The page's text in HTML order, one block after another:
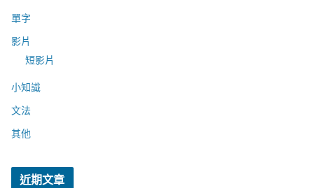
單字
影片
短影片
小知識
文法
其他
近期文章